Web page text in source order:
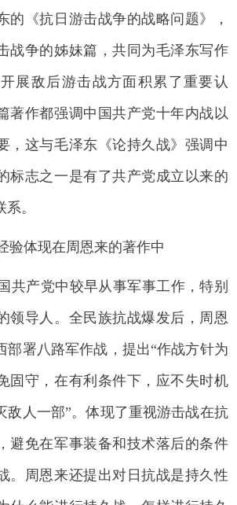
的《抗日游击战争的战略问题》，
战争的姊妹篇，共同为毛泽东写作
开展敌后游击战方面积累了重要认
著作都强调中国共产党十年内战以
，这与毛泽东《论持久战》强调中
标志之一是有了共产党成立以来的
。
验体现在周恩来的著作中
共产党中较早从事军事工作，特别
领导人。全民族抗战爆发后，周恩
部署八路军作战，提出“作战方针为
固守，在有利条件下，应不失时机
敌人一部”。体现了重视游击战在抗
避免在军事装备和技术落后的条件
。周恩来还提出对日抗战是持久性